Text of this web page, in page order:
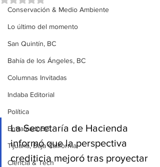
Conservación & Medio Ambiente
Lo último del momento
San Quintín, BC
Bahía de los Ángeles, BC
Columnas Invitadas
Indaba Editorial
Política
EntramadoBC
Tijuana, Baja California
Ciencia & Tech
La Secretaría de Hacienda
informó que la perspectiva
crediticia mejoró tras proyectar